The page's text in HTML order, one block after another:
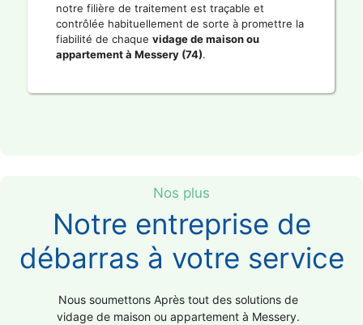
notre filière de traitement est traçable et
contrôlée habituellement de sorte à promettre la
fiabilité de chaque vidage de maison ou
appartement à Messery (74).
Nos plus
Notre entreprise de
débarras à votre service
Nous soumettons Après tout des solutions de
vidage de maison ou appartement à Messery.